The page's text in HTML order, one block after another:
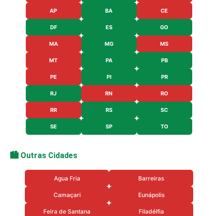
AP BA CE
DF ES GO
MA MG MS
MT PA PB
PE PI PR
RJ RN RO
RR RS SC
SE SP TO
🏙️ Outras Cidades
Agua Fria Barreiras
Camaçari Eunápolis
Feira de Santana Filadélfia